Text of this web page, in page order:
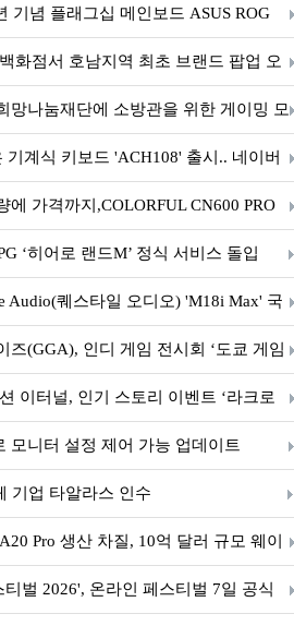
기념 플래그십 메인보드 ASUS ROG
20 국내 출시 예정
화점서 호남지역 최초 브랜드 팝업 오
망나눔재단에 소방관을 위한 게이밍 모
기계식 키보드 'ACH108' 출시.. 네이버
에 가격까지,COLORFUL CN600 PRO
‘히어로 랜드M’ 정식 서비스 돌입
Audio(퀘스타일 오디오) 'M18i Max' 국
즈(GGA), 인디 게임 전시회 ‘도쿄 게임
이터널, 인기 스토리 이벤트 ‘라크로
기념 이벤트 실시!
모니터 설정 제어 가능 업데이트
기업 타알라스 인수
Pro 생산 차질, 10억 달러 규모 웨이
벌 2026', 온라인 페스티벌 7일 공식